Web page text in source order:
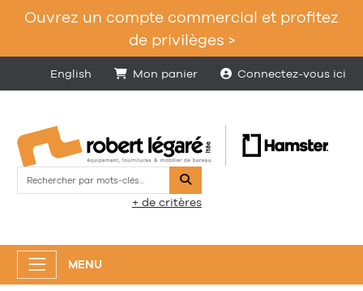
Ouvrez un compte commercial et profitez
de privilèges >
English Mon panier Connectez-vous ici
Rechercher
+ de critères
MENU